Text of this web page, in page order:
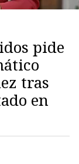
pide
tras
en